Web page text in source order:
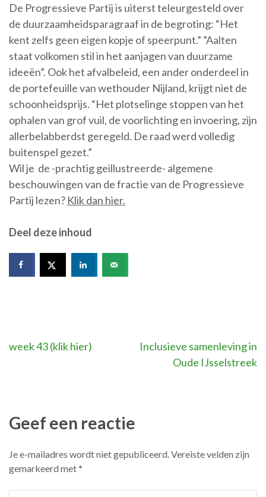
De Progressieve Partij is uiterst teleurgesteld over
de duurzaamheidsparagraaf in de begroting: “Het
kent zelfs geen eigen kopje of speerpunt.” ”Aalten
staat volkomen stil in het aanjagen van duurzame
ideeën”. Ook het afvalbeleid, een ander onderdeel in
de portefeuille van wethouder Nijland, krijgt niet de
schoonheidsprijs. “Het plotselinge stoppen van het
ophalen van grof vuil, de voorlichting en invoering, zijn
allerbelabberdst geregeld. De raad werd volledig
buitenspel gezet.”
Wil je de -prachtig geillustreerde- algemene
beschouwingen van de fractie van de Progressieve
Partij lezen? Klik dan hier.
Deel deze inhoud
Bericht
week 43 (klik hier)
Inclusieve samenleving in
Oude IJsselstreek
Geef een reactie
Je e-mailadres wordt niet gepubliceerd.Vereiste velden zijn
gemarkeerd met*